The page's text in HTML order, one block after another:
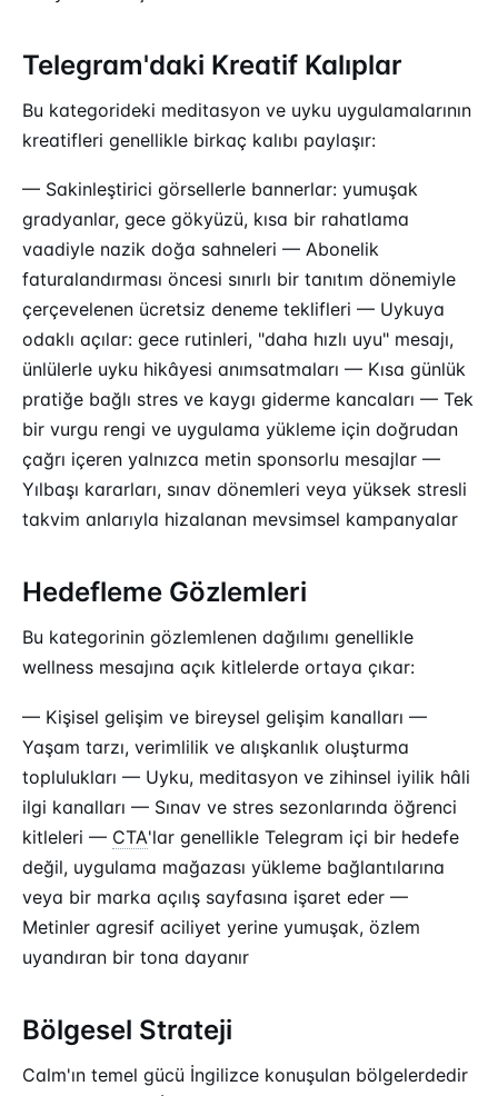
Telegram'daki Kreatif Kalıplar
Bu kategorideki meditasyon ve uyku uygulamalarının
kreatifleri genellikle birkaç kalıbı paylaşır:
— Sakinleştirici görsellerle bannerlar: yumuşak
gradyanlar, gece gökyüzü, kısa bir rahatlama
vaadiyle nazik doğa sahneleri — Abonelik
faturalandırması öncesi sınırlı bir tanıtım dönemiyle
çerçevelenen ücretsiz deneme teklifleri — Uykuya
odaklı açılar: gece rutinleri, "daha hızlı uyu" mesajı,
ünlülerle uyku hikâyesi anımsatmaları — Kısa günlük
pratiğe bağlı stres ve kaygı giderme kancaları — Tek
bir vurgu rengi ve uygulama yükleme için doğrudan
çağrı içeren yalnızca metin sponsorlu mesajlar —
Yılbaşı kararları, sınav dönemleri veya yüksek stresli
takvim anlarıyla hizalanan mevsimsel kampanyalar
Hedefleme Gözlemleri
Bu kategorinin gözlemlenen dağılımı genellikle
wellness mesajına açık kitlelerde ortaya çıkar:
— Kişisel gelişim ve bireysel gelişim kanalları —
Yaşam tarzı, verimlilik ve alışkanlık oluşturma
toplulukları — Uyku, meditasyon ve zihinsel iyilik hâli
ilgi kanalları — Sınav ve stres sezonlarında öğrenci
kitleleri — CTA'lar genellikle Telegram içi bir hedefe
değil, uygulama mağazası yükleme bağlantılarına
veya bir marka açılış sayfasına işaret eder —
Metinler agresif aciliyet yerine yumuşak, özlem
uyandıran bir tona dayanır
Bölgesel Strateji
Calm'ın temel gücü İngilizce konuşulan bölgelerdedir